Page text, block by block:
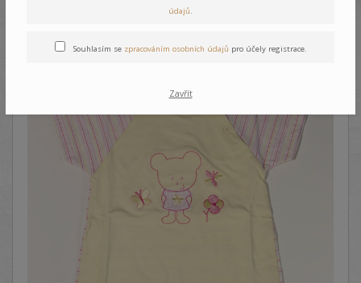
údajů.
Souhlasím se zpracováním osobních údajů pro účely registrace.
Zavřít